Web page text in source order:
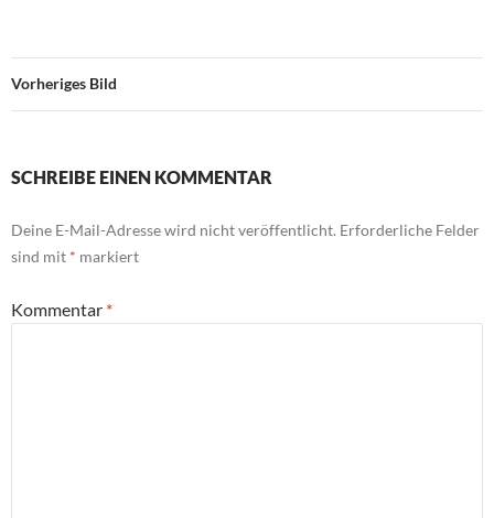
Vorheriges Bild
SCHREIBE EINEN KOMMENTAR
Deine E-Mail-Adresse wird nicht veröffentlicht. Erforderliche Felder
sind mit * markiert
Kommentar *